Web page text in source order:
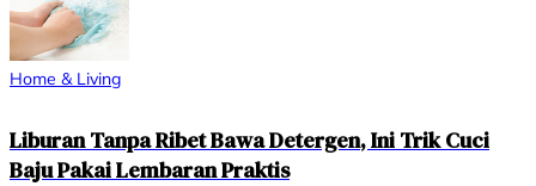
Home & Living
Liburan Tanpa Ribet Bawa Detergen, Ini Trik Cuci
Baju Pakai Lembaran Praktis